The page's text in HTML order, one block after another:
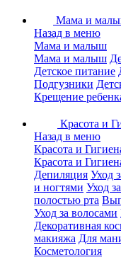
Мама и
Назад в меню
Мама и малыш
Мама и малыш
Детское питание
Подгузники
Крещение
Красота и
Назад в меню
Красота и
Красота и
Депиляция Уход
и ногтями Уход
полостью рта
Уход за волосами
Декоративная
макияжа Для
Косметология